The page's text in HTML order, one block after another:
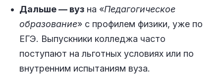
Дальше — вуз на «Педагогическое
образование» с профилем физики, уже по
ЕГЭ. Выпускники колледжа часто
поступают на льготных условиях или по
внутренним испытаниям вуза.